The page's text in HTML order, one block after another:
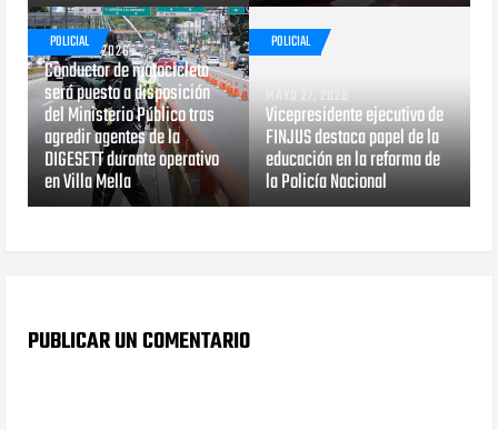
POLICIAL
MAYO 29, 2026
Conductor de motocicleta
será puesto a disposición
del Ministerio Público tras
agredir agentes de la
DIGESETT durante operativo
en Villa Mella
POLICIAL
MAYO 27, 2026
Vicepresidente ejecutivo de
FINJUS destaca papel de la
educación en la reforma de
la Policía Nacional
PUBLICAR UN COMENTARIO